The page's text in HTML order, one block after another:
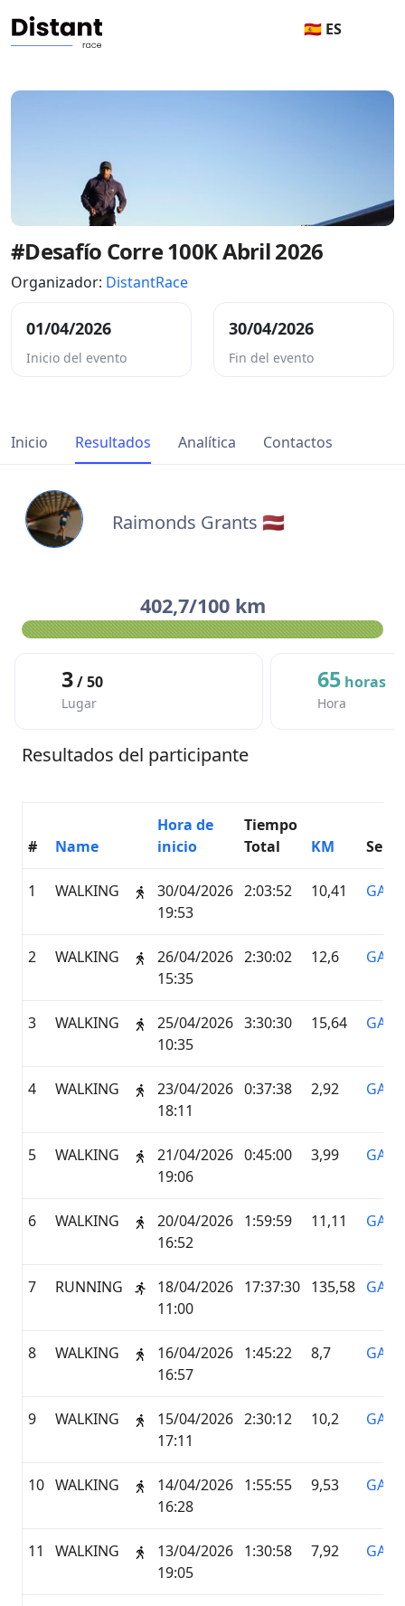
🇪🇸 ES
#Desafío Corre 100K Abril 2026
Organizador: DistantRace
01/04/2026
Inicio del evento
30/04/2026
Fin del evento
Inicio Resultados Analítica Contactos
Raimonds Grants 🇱🇻
402,7/100 km
3/ 50
Lugar
65horas
Hora
Resultados del participante
# Name
Hora de
inicio
Tiempo
Total
KM
1 WALKING
30/04/2026
19:53
2:03:52 10,41
2 WALKING
26/04/2026
15:35
2:30:02 12,6
3 WALKING
25/04/2026
10:35
3:30:30 15,64
4 WALKING
23/04/2026
18:11
0:37:38 2,92
5 WALKING
21/04/2026
19:06
0:45:00 3,99
6 WALKING
20/04/2026
16:52
1:59:59 11,11
7 RUNNING
18/04/2026
11:00
17:37:30 135,58
8 WALKING
16/04/2026
16:57
1:45:22 8,7
9 WALKING
15/04/2026
17:11
2:30:12 10,2
10 WALKING
14/04/2026
16:28
1:55:55 9,53
11 WALKING
13/04/2026
19:05
1:30:58 7,92